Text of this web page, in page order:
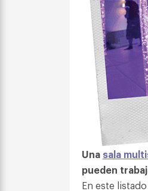
Una sala
pueden
En este